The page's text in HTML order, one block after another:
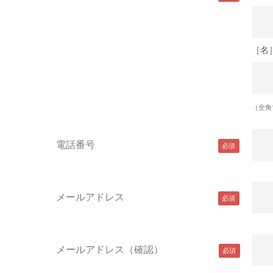
［名］
（全
電話番号
メールアドレス
メールアドレス（確認）